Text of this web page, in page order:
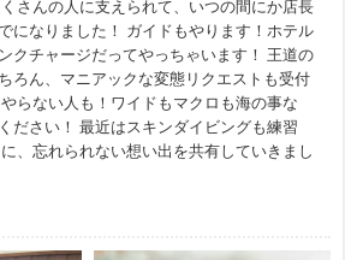
さんの人に支えられて、いつの間にか店長
になりました！ ガイドもやります！ホテル
クチャージだってやっちゃいます！ 王道の
ろん、マニアックな変態リクエストも受付
らない人も！ワイドもマクロも海の事な
ださい！ 最近はスキンダイビングも練習
、忘れられない想い出を共有していきまし